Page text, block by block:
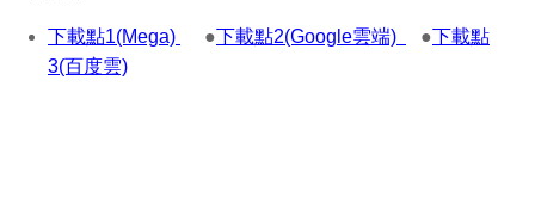
下載點1(Mega) ●下載點2(Google雲端) ●下載點
3(百度雲)